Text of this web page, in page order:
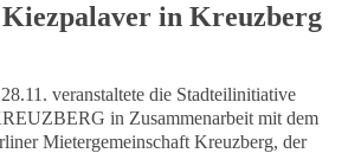
Kiezpalaver in Kreuzberg
veranstaltete die Stadteilinitiative
in Zusammenarbeit mit dem
Mietergemeinschaft Kreuzberg, der